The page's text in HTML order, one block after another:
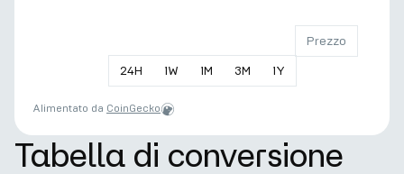
24H 1W 1M 3M 1Y
Prezzo
Alimentato da CoinGecko
Tabella di conversione